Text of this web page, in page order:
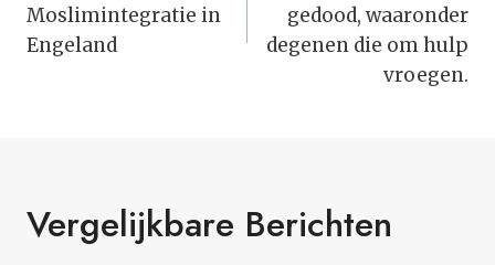
Moslimintegratie in
Engeland
gedood, waaronder
degenen die om hulp
vroegen.
Vergelijkbare Berichten